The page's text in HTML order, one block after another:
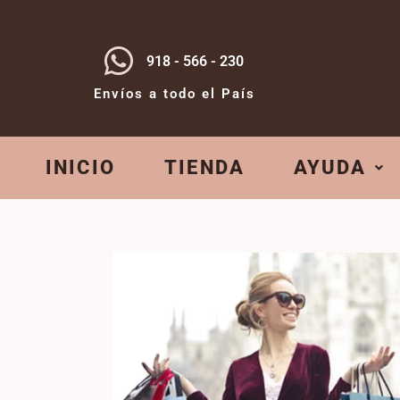
918 - 566 - 230
Envíos a todo el País
INICIO TIENDA AYUDA